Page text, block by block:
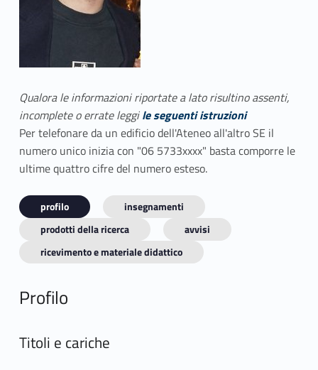
Qualora le informazioni riportate a lato risultino assenti,
incomplete o errate leggile seguenti istruzioni
Per telefonare da un edificio dell'Ateneo all'altro SE il
numero unico inizia con "06 5733xxxx" basta comporre le
ultime quattro cifre del numero esteso.
profilo
insegnamenti
prodotti della ricerca
avvisi
ricevimento e materiale didattico
Profilo
Titoli e cariche